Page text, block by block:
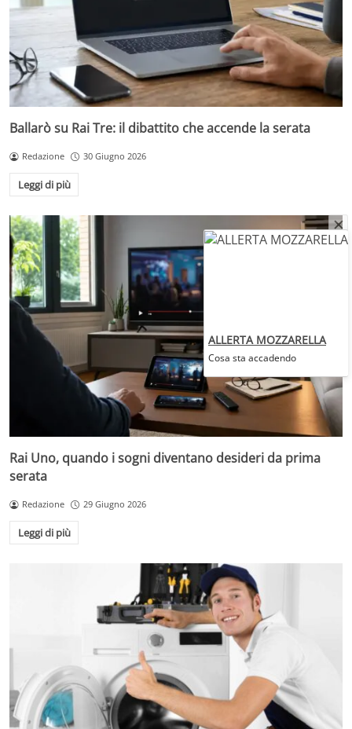
Ballarò su Rai Tre: il dibattito che accende la serata
Redazione 30 Giugno 2026
Leggi di più
Rai Uno, quando i sogni diventano desideri da prima
serata
Redazione 29 Giugno 2026
Leggi di più
ALLERTA MOZZARELLA
Cosa sta accadendo